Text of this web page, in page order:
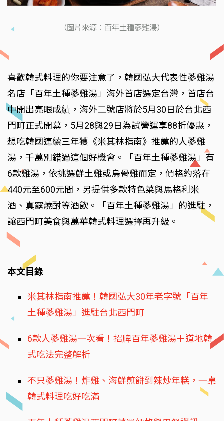
（圖片來源：百年土種蔘雞湯）
喜歡韓式料理的你要注意了，韓國弘大代表性蔘雞湯
名店「百年土種蔘雞湯」海外首店選定台灣，首店台
中開出亮眼成績，海外二號店將於5月30日於台北西
門町正式開幕，5月28與29日為試營運享88折優惠，
想吃韓國連續三年獲《米其林指南》推薦的人蔘雞
湯，千萬別錯過這個好機會。「百年土種蔘雞湯」有
6款雞湯，依挑選鮮土雞或烏骨雞而定，價格約落在
440元至600元間，另提供多款特色菜與馬格利米
酒、真露燒酎等酒飲。「百年土種蔘雞湯」的進駐，
讓西門町美食與萬華韓式料理選擇再升級。
本文目錄
米其林指南推薦！韓國弘大30年老字號「百年
土種蔘雞湯」進駐台北西門町
6款人蔘雞湯一次看！招牌百年蔘雞湯＋道地韓
式吃法完整解析
不只蔘雞湯！炸雞、海鮮煎餅到辣炒年糕，一桌
韓式料理吃好吃滿